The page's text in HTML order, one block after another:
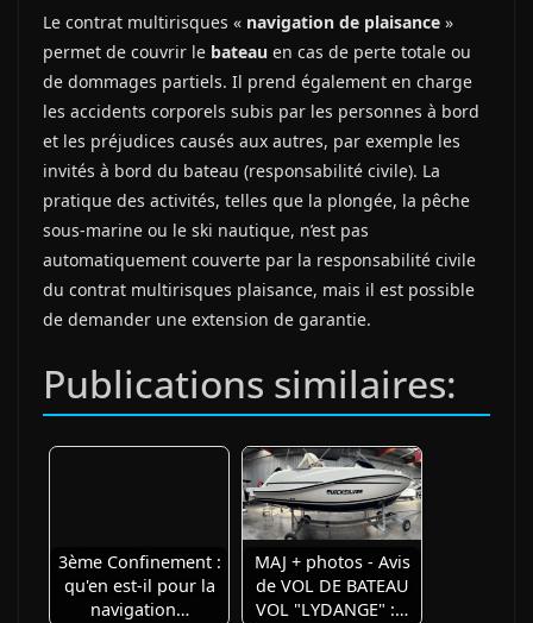
Le contrat multirisques « navigation de plaisance »
permet de couvrir le bateau en cas de perte totale ou
de dommages partiels. Il prend également en charge
les accidents corporels subis par les personnes à bord
et les préjudices causés aux autres, par exemple les
invités à bord du bateau (responsabilité civile). La
pratique des activités, telles que la plongée, la pêche
sous-marine ou le ski nautique, n’est pas
automatiquement couverte par la responsabilité civile
du contrat multirisques plaisance, mais il est possible
de demander une extension de garantie.
Publications similaires:
3ème Confinement :
qu'en est-il pour la
navigation…
MAJ + photos - Avis
de VOL DE BATEAU
VOL "LYDANGE" :…